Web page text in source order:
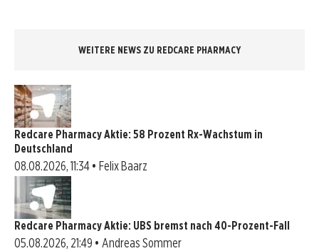
WEITERE NEWS ZU REDCARE PHARMACY
Redcare Pharmacy Aktie: 58 Prozent Rx-Wachstum in
Deutschland
08.08.2026, 11:34 • Felix Baarz
Redcare Pharmacy Aktie: UBS bremst nach 40-Prozent-Fall
05.08.2026, 21:49 • Andreas Sommer